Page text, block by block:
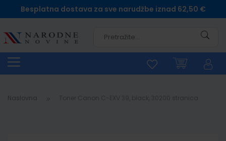
Besplatna dostava za sve narudžbe iznad 62,50 €
Naslovna